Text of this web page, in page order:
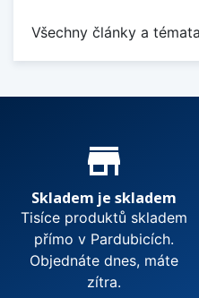
Všechny články a
Proč nakupovat u
store_mall_directory
Skladem je skladem
Tisíce produktů skladem
přímo v Pardubicích.
Objednáte dnes, máte
zítra.